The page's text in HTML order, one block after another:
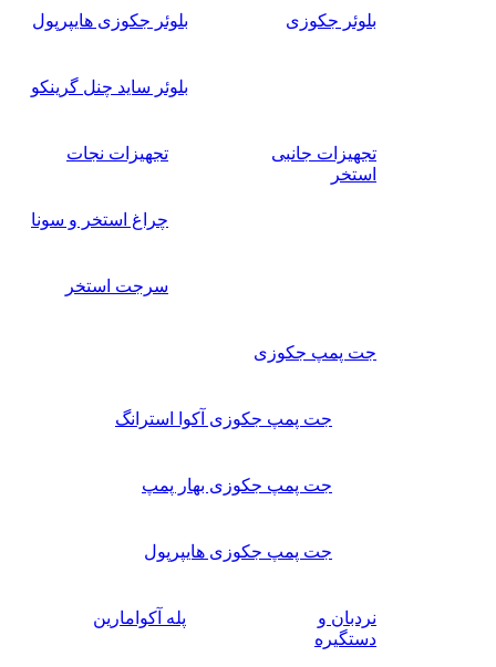
بلوئر جکوزی بلوئر جکوزی هایپرپول
بلوئر ساید چنل گرینکو
تجهیزات جانبی
استخر
تجهیزات نجات
چراغ استخر و سونا
سرجت استخر
جت پمپ جکوزی
جت پمپ جکوزی آکوا استرانگ
جت پمپ جکوزی بهار پمپ
جت پمپ جکوزی هایپرپول
نردبان و
دستگیره
پله آکوامارین